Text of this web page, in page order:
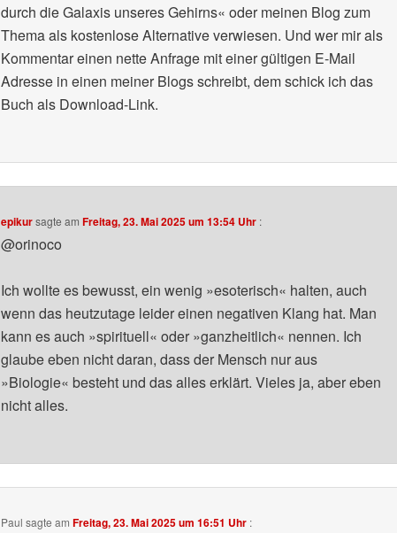
durch die Galaxis unseres Gehirns« oder meinen Blog zum
Thema als kostenlose Alternative verwiesen. Und wer mir als
Kommentar einen nette Anfrage mit einer gültigen E‑Mail
Adresse in einen meiner Blogs schreibt, dem schick ich das
Buch als Download-Link.
epikursagte am Freitag, 23. Mai 2025 um 13:54 Uhr :
@orinoco
Ich wollte es bewusst, ein wenig »esoterisch« halten, auch
wenn das heutzutage leider einen negativen Klang hat. Man
kann es auch »spirituell« oder »ganzheitlich« nennen. Ich
glaube eben nicht daran, dass der Mensch nur aus
»Biologie« besteht und das alles erklärt. Vieles ja, aber eben
nicht alles.
Paul sagte am Freitag, 23. Mai 2025 um 16:51 Uhr :